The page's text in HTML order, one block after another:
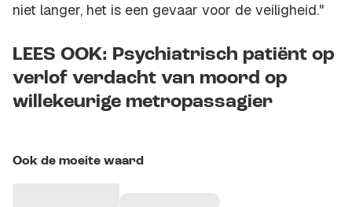
niet langer, het is een gevaar voor de veiligheid."
LEES OOK: Psychiatrisch patiënt op
verlof verdacht van moord op
willekeurige metropassagier
Ook de moeite waard